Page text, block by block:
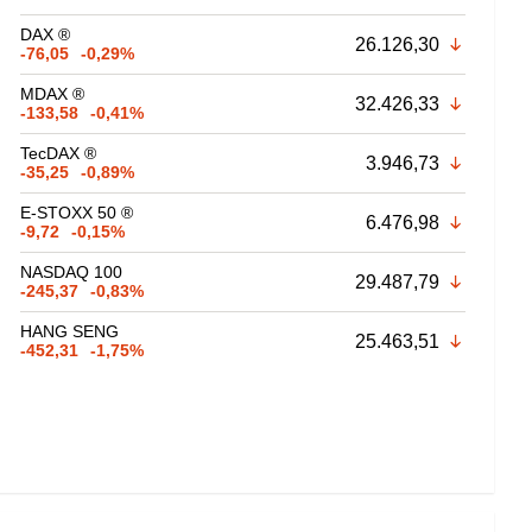
DAX ®
-76,05
-0,29% 26.126,30
MDAX ®
-133,58
-0,41% 32.426,33
TecDAX ®
-35,25
-0,89% 3.946,73
E-STOXX 50 ®
-9,72
-0,15% 6.476,98
NASDAQ 100
-245,37
-0,83% 29.487,79
HANG SENG
-452,31
-1,75% 25.463,51